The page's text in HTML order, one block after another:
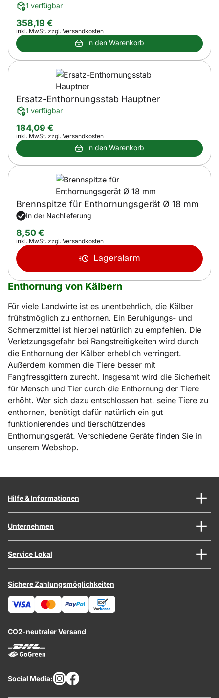
1 verfügbar
358,19 €
Steuerhinweis:
inkl. MwSt. zzgl. Versandkosten
In den Warenkorb
Ersatz-Enthornungsstab Hauptner
1 verfügbar
184,09 €
Steuerhinweis:
inkl. MwSt. zzgl. Versandkosten
In den Warenkorb
Brennspitze für Enthornungsgerät Ø 18 mm
In der Nachlieferung
8,50€
Steuerhinweis:
inkl. MwSt. zzgl. Versandkosten
Lageralarm
Enthornung von Kälbern
Für viele Landwirte ist es unentbehrlich, die Kälber
frühstmöglich zu enthornen. Ein Beruhigungs- und
Schmerzmittel ist hierbei natürlich zu empfehlen. Die
Verletzungsgefahr bei Rangstreitigkeiten wird durch
die Enthornung der Kälber erheblich verringert.
Außerdem kommen die Tiere besser mit
Fangfressgittern zurecht. Insgesamt wird die Sicherheit
für Mensch und Tier durch die Enthornung der Tiere
erhöht. Wer sich dazu entschlossen hat, seine Tiere zu
enthornen, benötigt dafür natürlich ein gut
funktionierendes und tierschützendes
Enthornungsgerät. Verschiedene Geräte finden Sie in
unserem Webshop.
Hilfe & Informationen
Unternehmen
Service Lokal
Sichere Zahlungsmöglichkeiten
CO2-neutraler Versand
Social Media: